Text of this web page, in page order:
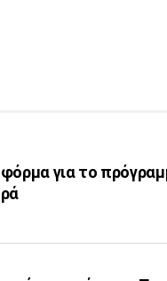
για το